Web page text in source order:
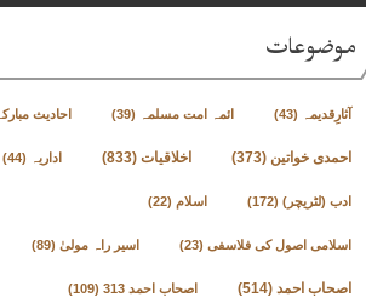
موضوعات
آثارِقدیمہ (43) ائمہ امت مسلمہ (39) احادیث مبارکہ
احمدی خواتین (373) اخلاقیات(833) اداریہ (44)
ادب (لٹریچر)(172) اسلام (22)
اسلامی اصول کی فلاسفی(23) اسیر راہ مولیٰ(89)
اصحاب احمد(514) اصحاب احمد 313 (109)